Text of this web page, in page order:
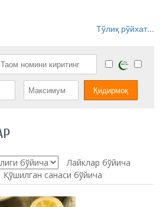
Тўлиқ рўйхат...
Лайклар бўйича
Қўшилган санаси бўйича